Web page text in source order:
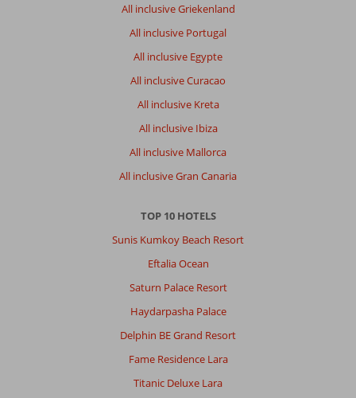
All inclusive Griekenland
All inclusive Portugal
All inclusive Egypte
All inclusive Curacao
All inclusive Kreta
All inclusive Ibiza
All inclusive Mallorca
All inclusive Gran Canaria
TOP 10 HOTELS
Sunis Kumkoy Beach Resort
Eftalia Ocean
Saturn Palace Resort
Haydarpasha Palace
Delphin BE Grand Resort
Fame Residence Lara
Titanic Deluxe Lara